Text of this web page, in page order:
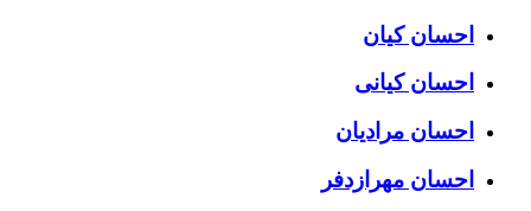
احسان کیان
احسان کیانی
احسان مرادیان
احسان مهرازدفر